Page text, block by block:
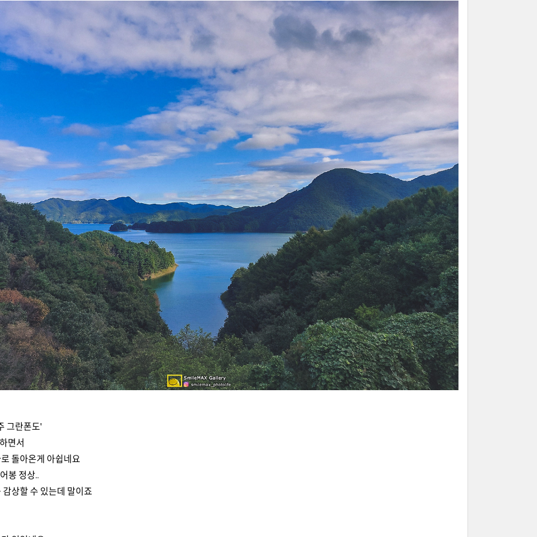
그란폰도'
면서
돌아온게 아쉽네요
봉 정상..
상할 수 있는데 말이죠